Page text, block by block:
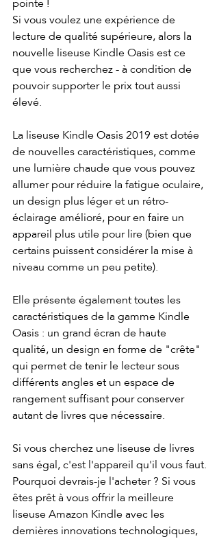
pointe !
Si vous voulez une expérience de
lecture de qualité supérieure, alors la
nouvelle liseuse Kindle Oasis est ce
que vous recherchez - à condition de
pouvoir supporter le prix tout aussi
élevé.
La liseuse Kindle Oasis 2019 est dotée
de nouvelles caractéristiques, comme
une lumière chaude que vous pouvez
allumer pour réduire la fatigue oculaire,
un design plus léger et un rétro-
éclairage amélioré, pour en faire un
appareil plus utile pour lire (bien que
certains puissent considérer la mise à
niveau comme un peu petite).
Elle présente également toutes les
caractéristiques de la gamme Kindle
Oasis : un grand écran de haute
qualité, un design en forme de "crête"
qui permet de tenir le lecteur sous
différents angles et un espace de
rangement suffisant pour conserver
autant de livres que nécessaire.
Si vous cherchez une liseuse de livres
sans égal, c'est l'appareil qu'il vous faut.
Pourquoi devrais-je l'acheter ? Si vous
êtes prêt à vous offrir la meilleure
liseuse Amazon Kindle avec les
dernières innovations technologiques,